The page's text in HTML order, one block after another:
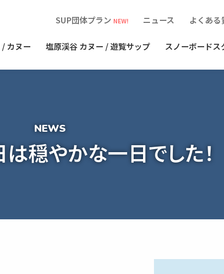
/ カヌー 塩原渓谷 カヌー / 遊覧サップ スノーボードス
SUP団体プラン NEW! ニュース よくある
は穏やかな一日でした！